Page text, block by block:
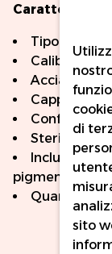
Tipo di ago:
Calibro
Acciaio
Cappuccio
Sterilizzate
Include un
pigmenti.
Quantità
di
sito